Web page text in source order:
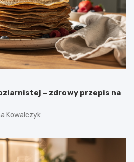
– zdrowy przepis na
Kowalczyk